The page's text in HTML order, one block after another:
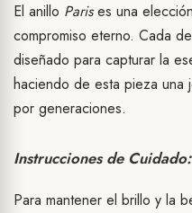
El anillo Parises una
compromiso eterno. Cada
diseñado para capturar la
haciendo de esta pieza una
por generaciones.
Instrucciones de Cuidado:
Para mantener el brillo y la